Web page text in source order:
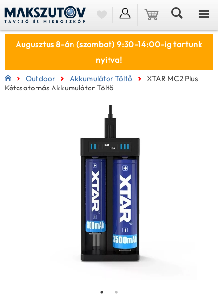
Augusztus 8-án (szombat) 9:30-14:00-ig tartunk
nyitva!
Outdoor Akkumulátor Töltő
XTAR MC2 Plus
Kétcsatornás Akkumulátor Töltő